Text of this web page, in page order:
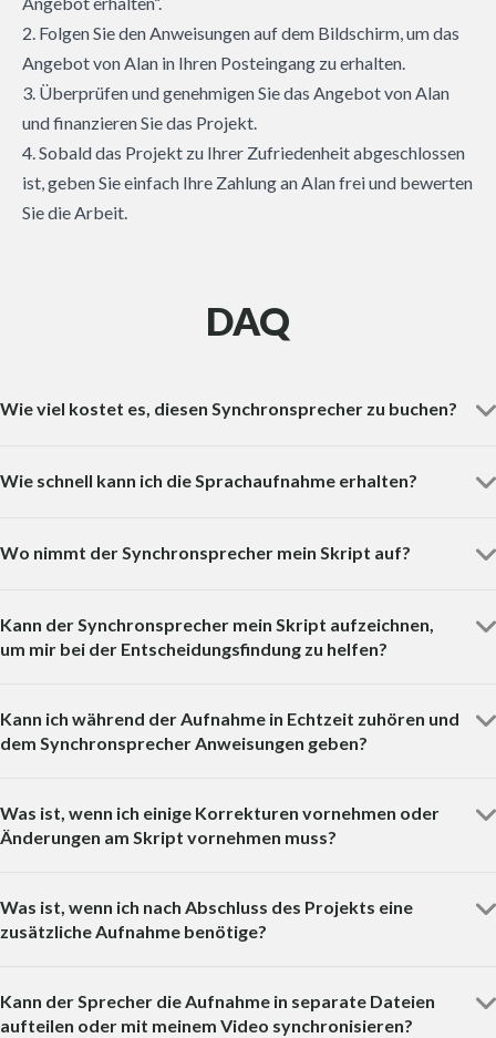
2. Folgen Sie den Anweisungen auf dem Bildschirm, um das
Angebot von Alan in Ihren Posteingang zu erhalten.
3. Überprüfen und genehmigen Sie das Angebot von Alan
und finanzieren Sie das Projekt.
4. Sobald das Projekt zu Ihrer Zufriedenheit abgeschlossen
ist, geben Sie einfach Ihre Zahlung an Alan frei und bewerten
Sie die Arbeit.
DAQ
Wie viel kostet es, diesen Synchronsprecher zu buchen?
Wie schnell kann ich die Sprachaufnahme erhalten?
Wo nimmt der Synchronsprecher mein Skript auf?
Kann der Synchronsprecher mein Skript aufzeichnen,
um mir bei der Entscheidungsfindung zu helfen?
Kann ich während der Aufnahme in Echtzeit zuhören und
dem Synchronsprecher Anweisungen geben?
Was ist, wenn ich einige Korrekturen vornehmen oder
Änderungen am Skript vornehmen muss?
Was ist, wenn ich nach Abschluss des Projekts eine
zusätzliche Aufnahme benötige?
Kann der Sprecher die Aufnahme in separate Dateien
aufteilen oder mit meinem Video synchronisieren?